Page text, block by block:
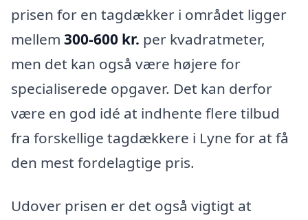
prisen for en tagdækker i området ligger
mellem 300-600 kr. per kvadratmeter,
men det kan også være højere for
specialiserede opgaver. Det kan derfor
være en god idé at indhente flere tilbud
fra forskellige tagdækkere i Lyne for at få
den mest fordelagtige pris.
Udover prisen er det også vigtigt at